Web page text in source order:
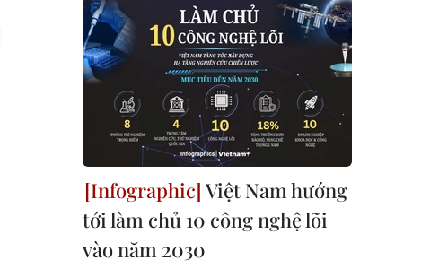
Việt Nam hướng
tới làm chủ 10 công nghệ lõi
vào năm 2030